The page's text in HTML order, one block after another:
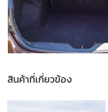
สินค้าที่เกี่ยวข้อง